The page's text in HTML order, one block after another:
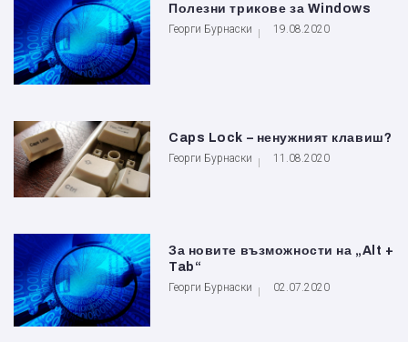
Полезни трикове за Windows
Георги Бурнаски 19.08.2020
Caps Lock – ненужният клавиш?
Георги Бурнаски 11.08.2020
За новите възможности на „Alt +
Tab“
Георги Бурнаски 02.07.2020